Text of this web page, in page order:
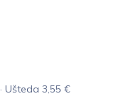
· Ušteda 3,55 €